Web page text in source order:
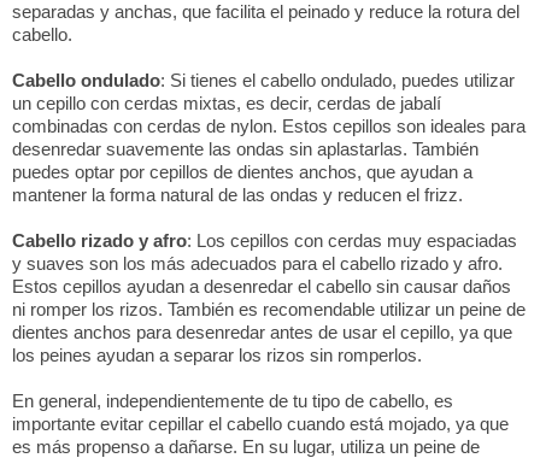
separadas y anchas, que facilita el peinado y reduce la rotura del
cabello.
Cabello ondulado: Si tienes el cabello ondulado, puedes utilizar
un cepillo con cerdas mixtas, es decir, cerdas de jabalí
combinadas con cerdas de nylon. Estos cepillos son ideales para
desenredar suavemente las ondas sin aplastarlas. También
puedes optar por cepillos de dientes anchos, que ayudan a
mantener la forma natural de las ondas y reducen el frizz.
Cabello rizado y afro: Los cepillos con cerdas muy espaciadas
y suaves son los más adecuados para el cabello rizado y afro.
Estos cepillos ayudan a desenredar el cabello sin causar daños
ni romper los rizos. También es recomendable utilizar un peine de
dientes anchos para desenredar antes de usar el cepillo, ya que
los peines ayudan a separar los rizos sin romperlos.
En general, independientemente de tu tipo de cabello, es
importante evitar cepillar el cabello cuando está mojado, ya que
es más propenso a dañarse. En su lugar, utiliza un peine de